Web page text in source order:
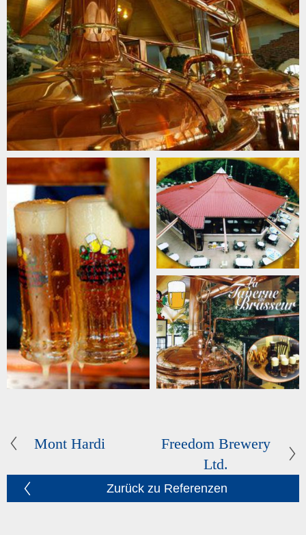
Mont Hardi
Freedom Brewery
Ltd.
Zurück zu Referenzen